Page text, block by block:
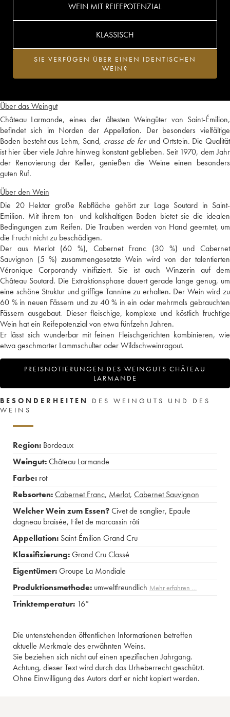
Über das Weingut
Château Larmande, eines der ältesten Weingüter von Saint-Émilion,
befindet sich im Norden der Appellation. Der besonders vielfältige
Boden besteht aus Lehm, Sand, crasse de ferund Ortstein. Die Qualität
ist hier über viele Jahre hinweg konstant geblieben. Seit 1970, dem Jahr
der Renovierung der Keller, genießen die Weine einen besonders
guten Ruf.
Über den Wein
Die 20 Hektar große Rebfläche gehört zur Lage Soutard in Saint-
Emilion. Mit ihrem ton- und kalkhaltigen Boden bietet sie die idealen
Bedingungen zum Reifen. Die Trauben werden von Hand geerntet, um
die Frucht nicht zu beschädigen.
Der aus Merlot (60 %), Cabernet Franc (30 %) und Cabernet
Sauvignon (5 %) zusammengesetzte Wein wird von der talentierten
Véronique Corporandy vinifiziert. Sie ist auch Winzerin auf dem
Château Soutard. Die Extraktionsphase dauert gerade lange genug, um
eine schöne Struktur und griffige Tannine zu erhalten. Der Wein wird zu
60 % in neuen Fässern und zu 40 % in ein oder mehrmals gebrauchten
Fässern ausgebaut. Dieser fleischige, komplexe und köstlich fruchtige
Wein hat ein Reifepotenzial von etwa fünfzehn Jahren.
Er lässt sich wunderbar mit feinen Fleischgerichten kombinieren, wie
etwa geschmorter Lammschulter oder Wildschweinragout.
PREISNOTIERUNGEN DES WEINGUTS CHÂTEAU
LARMANDE
WEIN MIT REIFEPOTENZIAL
KLASSISCH
SIE VERFÜGEN ÜBER EINEN IDENTISCHEN
WEIN?
BESONDERHEITEN
DES WEINGUTS UND DES
WEINS
Region: Bordeaux
Weingut:Château Larmande
Farbe: rot
Rebsorten:Cabernet Franc, Merlot, Cabernet Sauvignon
Welcher Wein zum Essen?Civet de sanglier, Epaule
dagneau braisée, Filet de marcassin rôti
Appellation: Saint-Émilion Grand Cru
Klassifizierung:Grand Cru Classé
Eigentümer:Groupe La Mondiale
Produktionsmethode: umweltfreundlich Mehr erfahren …
Trinktemperatur: 16°
Die untenstehenden öffentlichen Informationen betreffen
aktuelle Merkmale des erwähnten Weins.
Sie beziehen sich nicht auf einen spezifischen Jahrgang.
Achtung, dieser Text wird durch das Urheberrecht geschützt.
Ohne Einwilligung des Autors darf er nicht kopiert werden.